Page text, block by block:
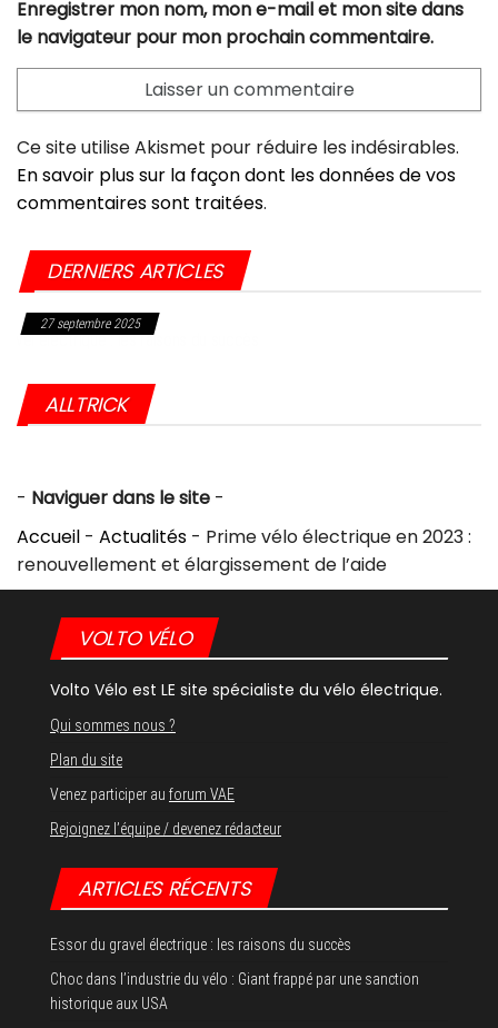
Enregistrer mon nom, mon e-mail et mon site dans
le navigateur pour mon prochain commentaire.
Ce site utilise Akismet pour réduire les indésirables.
En savoir plus sur la façon dont les données de vos
commentaires sont traitées.
DERNIERS ARTICLES
27 septembre 2025
aux USA
ALLTRICK
- Naviguer dans le site -
Accueil - Actualités - Prime vélo électrique en 2023 :
renouvellement et élargissement de l’aide
VOLTO VÉLO
Volto Vélo est LE site spécialiste du vélo électrique.
Qui sommes nous ?
Plan du site
Venez participer au forum VAE
Rejoignez l’équipe / devenez rédacteur
ARTICLES RÉCENTS
Essor du gravel électrique : les raisons du succès
Choc dans l’industrie du vélo : Giant frappé par une sanction
historique aux USA